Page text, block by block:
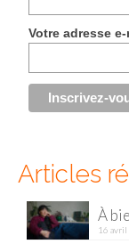
Votre adresse e-
Articles
À
16